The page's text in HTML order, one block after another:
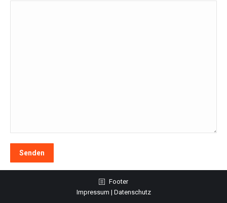
Footer
Impressum | Datenschutz